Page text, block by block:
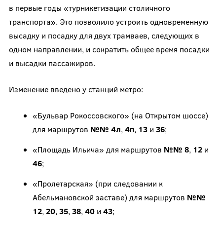
в первые годы «турникетизации столичного
транспорта». Это позволило устроить одновременную
высадку и посадку для двух трамваев, следующих в
одном направлении, и сократить общее время посадки
и высадки пассажиров.
Изменение введено у станций метро:
«Бульвар Рокоссовского» (на Открытом шоссе)
для маршрутов №№ 4л, 4п, 13и 36;
«Площадь Ильича» для маршрутов №№ 8, 12и
46;
«Пролетарская» (при следовании к
Абельмановской заставе) для маршрутов №№
12, 20, 35, 38, 40и 43;